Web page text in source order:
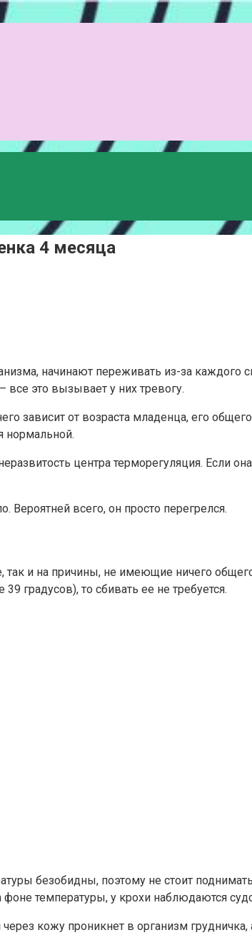
4 месяца
начинают переживать из-за каждого
это вызывает у них тревогу.
зависит от возраста младенца, его
нормальной.
центра терморегуляция. Если она
Вероятней всего, он просто перегрелся.
так и на причины, не имеющие ничего
градусов), то сбивать ее не требуется.
безобидны, поэтому не стоит
температуры, у крохи наблюдаются
кожу проникнет в организм